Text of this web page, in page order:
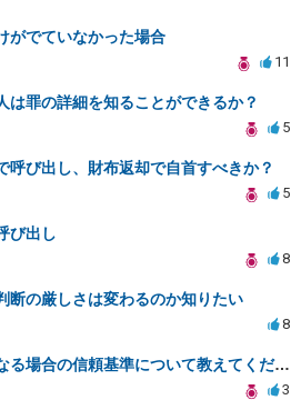
がでていなかった場合
11
は罪の詳細を知ることができるか？
5
呼び出し、財布返却で自首すべきか？
5
び出し
8
断の厳しさは変わるのか知りたい
8
弁護士の意見が異なる場合の信頼基準について教えてください
3